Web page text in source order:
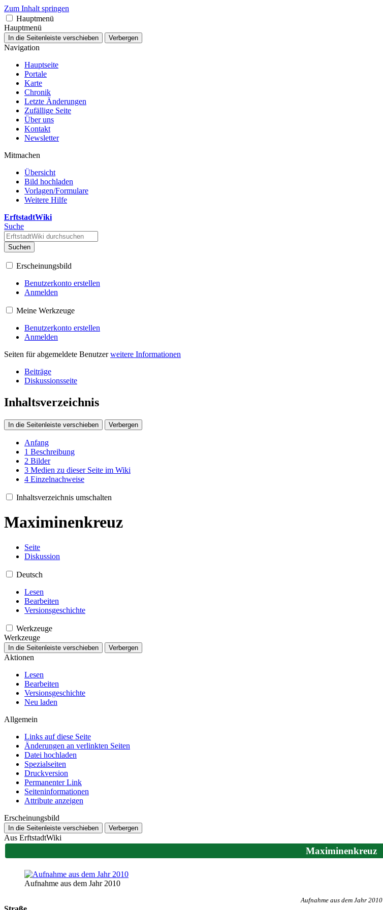
Zum Inhalt springen
Hauptmenü
Hauptmenü
In die Seitenleiste verschieben Verbergen
Navigation
Hauptseite
Portale
Karte
Chronik
Letzte Änderungen
Zufällige Seite
Über uns
Kontakt
Newsletter
Mitmachen
Übersicht
Bild hochladen
Vorlagen/Formulare
Weitere Hilfe
ErftstadtWiki
Suche
Suchen
Erscheinungsbild
Benutzerkonto erstellen
Anmelden
Meine Werkzeuge
Benutzerkonto erstellen
Anmelden
Seiten für abgemeldete Benutzerweitere Informationen
Beiträge
Diskussionsseite
Inhaltsverzeichnis
In die Seitenleiste verschieben Verbergen
Anfang
1 Beschreibung
2 Bilder
3 Medien zu dieser Seite im Wiki
4 Einzelnachweise
Inhaltsverzeichnis umschalten
Maximinenkreuz
Seite
Diskussion
Deutsch
Lesen
Bearbeiten
Versionsgeschichte
Werkzeuge
Werkzeuge
In die Seitenleiste verschieben Verbergen
Aktionen
Lesen
Bearbeiten
Versionsgeschichte
Neu laden
Allgemein
Links auf diese Seite
Änderungen an verlinkten Seiten
Datei hochladen
Spezialseiten
Druckversion
Permanenter Link
Seiten­­informationen
Attribute anzeigen
Erscheinungsbild
In die Seitenleiste verschieben Verbergen
Aus ErftstadtWiki
Maximinenkreuz
Aufnahme aus dem Jahr 2010
Aufnahme aus dem Jahr 2010